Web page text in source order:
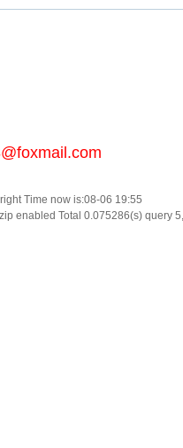
Time now is:08-06 19:55
enabled Total 0.075286(s) query 5,